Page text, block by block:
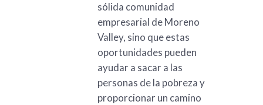
sólida comunidad
empresarial de Moreno
Valley, sino que estas
oportunidades pueden
ayudar a sacar a las
personas de la pobreza y
proporcionar un camino